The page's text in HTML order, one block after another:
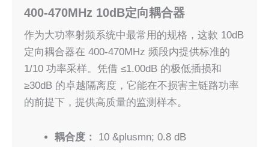
400-470MHz 10dB定向耦合器
作为大功率射频系统中最常用的规格，这款 10dB
定向耦合器在 400-470MHz 频段内提供标准的
1/10 功率采样。凭借 ≤1.00dB 的极低插损和
≥30dB 的卓越隔离度，它能在不损害主链路功率
的前提下，提供高质量的监测样本。
耦合度：
10 &plusmn; 0.8 dB